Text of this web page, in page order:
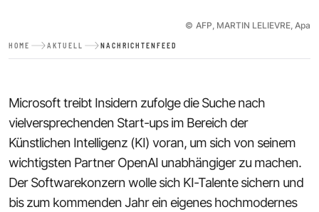
© AFP, MARTIN LELIEVRE, Apa
HOME AKTUELL NACHRICHTENFEED
Microsoft treibt Insidern zufolge die Suche nach
vielversprechenden Start-ups im Bereich der
Künstlichen Intelligenz (KI) voran, um sich von seinem
wichtigsten Partner OpenAI unabhängiger zu machen.
Der Softwarekonzern wolle sich KI-Talente sichern und
bis zum kommenden Jahr ein eigenes hochmodernes